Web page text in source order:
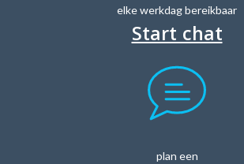
elke werkdag bereikbaar
Start chat
plan een